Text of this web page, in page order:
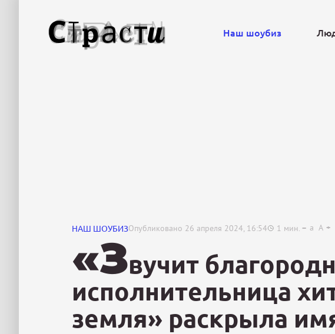
Наш шоубиз
НАШ ШОУБИЗОпубликовано 26 апреля 2024, 16:54 1 мин. a A
«Звучит
исполнительница
земля» раскрыла